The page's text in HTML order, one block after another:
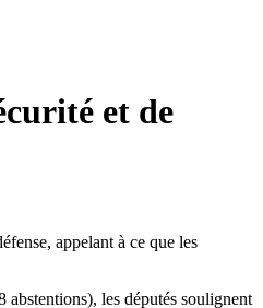
et de
appelant à ce que les
les députés soulignent